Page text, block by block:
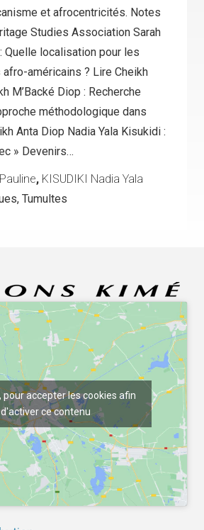
et afrocentricités. Notes
Studies Association Sarah
Quelle localisation pour les
américains ? Lire Cheikh
M’Backé Diop : Recherche
méthodologique dans
Anta Diop Nadia Yala Kisukidi :
» Devenirs…
, KISUDIKI Nadia Yala
, Tumultes
pour accepter les cookies afin
d'activer ce contenu